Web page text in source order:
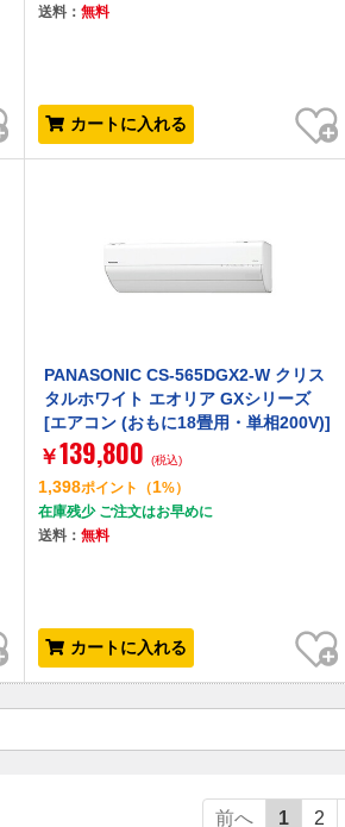
送料： 無料
カートに入れる
お気に入り
PANASONIC CS-565DGX2-W クリス
タルホワイト エオリア GXシリーズ
[エアコン (おもに18畳用・単相200V)]
￥139,800 (税込)
1,398ポイント （1%）
在庫残少 ご注文はお早めに
送料： 無料
カートに入れる
お気に入り
前へ 1 2